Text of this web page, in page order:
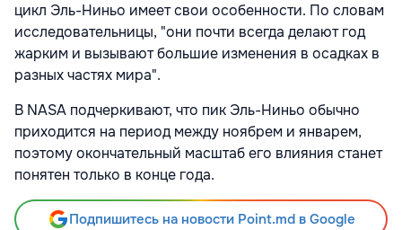
цикл Эль-Ниньо имеет свои особенности. По словам
исследовательницы, "они почти всегда делают год
жарким и вызывают большие изменения в осадках в
разных частях мира".
В NASA подчеркивают, что пик Эль-Ниньо обычно
приходится на период между ноябрем и январем,
поэтому окончательный масштаб его влияния станет
понятен только в конце года.
Подпишитесь на новости Point.md в Google